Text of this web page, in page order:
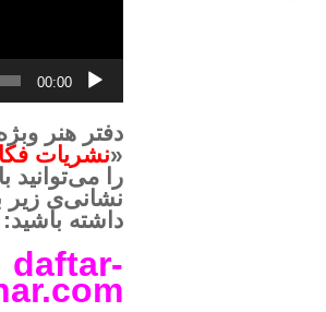
00:00
دفتر هنر
«نشریات
را می‌توانید
نشانی‌ی زیر
داشته باشید:
daftar-